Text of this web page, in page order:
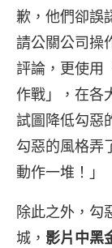
歉，他們卻誤
請公關公司操
評論，更使用
作戰」，在各
試圖降低勾惡
勾惡的風格弄
動作一堆！」
除此之外，勾
城， 影片中黑